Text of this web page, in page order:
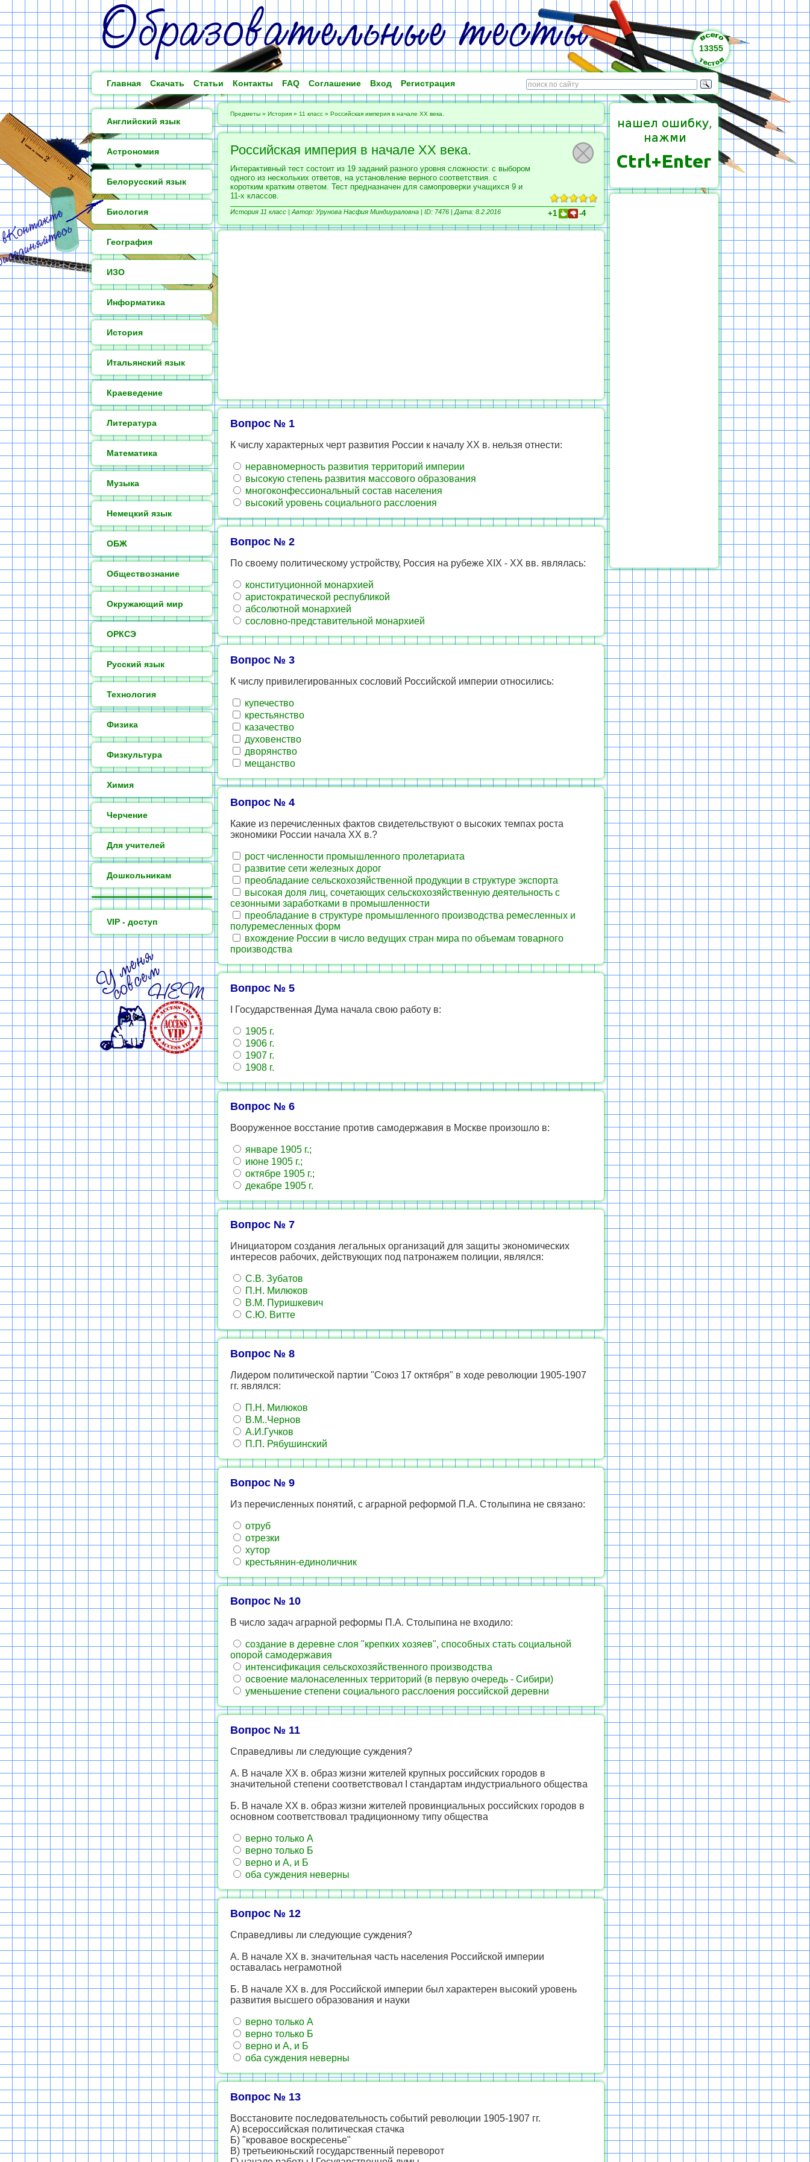
13355
Главная Скачать Статьи Контакты FAQ Соглашение Вход Регистрация
Английский язык
Астрономия
Белорусский язык
Биология
География
ИЗО
Информатика
История
Итальянский язык
Краеведение
Литература
Математика
Музыка
Немецкий язык
ОБЖ
Обществознание
Окружающий мир
ОРКСЭ
Русский язык
Технология
Физика
Физкультура
Химия
Черчение
Для учителей
Дошкольникам
VIP - доступ
Предметы » История » 11 класс » Российская империя в начале XX века.
Российская империя в начале XX века.
Интерактивный тест состоит из 19 заданий разного уровня сложности: с выбором
одного из нескольких ответов, на установление верного соответствия. с
коротким кратким ответом. Тест предназначен для самопроверки учащихся 9 и
11-х классов.
История 11 класс | Автор: Урунова Насфия Миндиураловна | ID: 7476 | Дата: 8.2.2016 +1 -4
Вопрос № 1
К числу характерных черт развития России к началу XX в. нельзя отнести:
неравномерность развития территорий империи
высокую степень развития массового образования
многоконфессиональный состав населения
высокий уровень социального расслоения
Вопрос № 2
По своему политическому устройству, Россия на рубеже XIX - XX вв. являлась:
конституционной монархией
аристократической республикой
абсолютной монархией
сословно-представительной монархией
Вопрос № 3
К числу привилегированных сословий Российской империи относились:
купечество
крестьянство
казачество
духовенство
дворянство
мещанство
Вопрос № 4
Какие из перечисленных фактов свидетельствуют о высоких темпах роста
экономики России начала XX в.?
рост численности промышленного пролетариата
развитие сети железных дорог
преобладание сельскохозяйственной продукции в структуре экспорта
высокая доля лиц, сочетающих сельскохозяйственную деятельность с
сезонными заработками в промышленности
преобладание в структуре промышленного производства ремесленных и
полуремесленных форм
вхождение России в число ведущих стран мира по объемам товарного
производства
Вопрос № 5
I Государственная Дума начала свою работу в:
1905 г.
1906 г.
1907 г.
1908 г.
Вопрос № 6
Вооруженное восстание против самодержавия в Москве произошло в:
январе 1905 г.;
июне 1905 г.;
октябре 1905 г.;
декабре 1905 г.
Вопрос № 7
Инициатором создания легальных организаций для защиты экономических
интересов рабочих, действующих под патронажем полиции, являлся:
С.В. Зубатов
П.Н. Милюков
В.М. Пуришкевич
С.Ю. Витте
Вопрос № 8
Лидером политической партии "Союз 17 октября" в ходе революции 1905-1907
гг. являлся:
П.Н. Милюков
В.М..Чернов
А.И.Гучков
П.П. Рябушинский
Вопрос № 9
Из перечисленных понятий, с аграрной реформой П.А. Столыпина не связано:
отруб
отрезки
хутор
крестьянин-единоличник
Вопрос № 10
В число задач аграрной реформы П.А. Столыпина не входило:
создание в деревне слоя "крепких хозяев", способных стать социальной
опорой самодержавия
интенсификация сельскохозяйственного производства
освоение малонаселенных территорий (в первую очередь - Сибири)
уменьшение степени социального расслоения российской деревни
Вопрос № 11
Справедливы ли следующие суждения?
А. В начале XX в. образ жизни жителей крупных российских городов в
значительной степени соответствовал I стандартам индустриального общества
Б. В начале XX в. образ жизни жителей провинциальных российских городов в
основном соответствовал традиционному типу общества
верно только А
верно только Б
верно и А, и Б
оба суждения неверны
Вопрос № 12
Справедливы ли следующие суждения?
А. В начале XX в. значительная часть населения Российской империи
оставалась неграмотной
Б. В начале XX в. для Российской империи был характерен высокий уровень
развития высшего образования и науки
верно только А
верно только Б
верно и А, и Б
оба суждения неверны
Вопрос № 13
Восстановите последовательность событий революции 1905-1907 гг.
A) всероссийская политическая стачка
Б) "кровавое воскресенье"
B) третьеиюньский государственный переворот